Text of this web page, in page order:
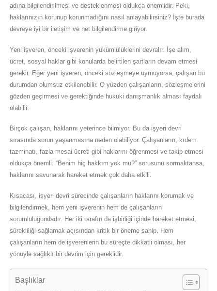
adına bilgilendirilmesi ve desteklenmesi oldukça önemlidir. Peki,
haklarınızın korunup korunmadığını nasıl anlayabilirsiniz? İşte burada
devreye iyi bir iletişim ve net bilgilendirme giriyor.
Yeni işveren, önceki işverenin yükümlülüklerini devralır. İşe alım,
ücret, sosyal haklar gibi konularda belirtilen şartların devam etmesi
gerekir. Eğer yeni işveren, önceki sözleşmeye uymuyorsa, çalışan bu
durumdan olumsuz etkilenebilir. O yüzden çalışanların, sözleşmelerini
gözden geçirmesi ve gerektiğinde hukuki danışmanlık alması faydalı
olabilir.
Birçok çalışan, haklarını yeterince bilmiyor. Bu da işyeri devri
sırasında sorun yaşanmasına neden olabiliyor. Çalışanların, kıdem
tazminatı, fazla mesai ücreti gibi haklarını öğrenmesi ve takip etmesi
oldukça önemli. “Benim hiç hakkım yok mu?” sorusunu sormaktansa,
haklarını savunarak hareket etmek çok daha etkili.
Kısacası, işyeri devri sürecinde çalışanların haklarını korumak ve
bilgilendirmek, hem yeni işverenin hem de çalışanların
sorumluluğundadır. Her iki tarafın da işbirliği içinde hareket etmesi,
sürekliliği sağlamak açısından kritik bir öneme sahip. Hem
çalışanların hem de işverenlerin bu süreçte dikkatli olması, her
yönüyle sağlıklı bir devrim için gereklidir.
Başlıklar